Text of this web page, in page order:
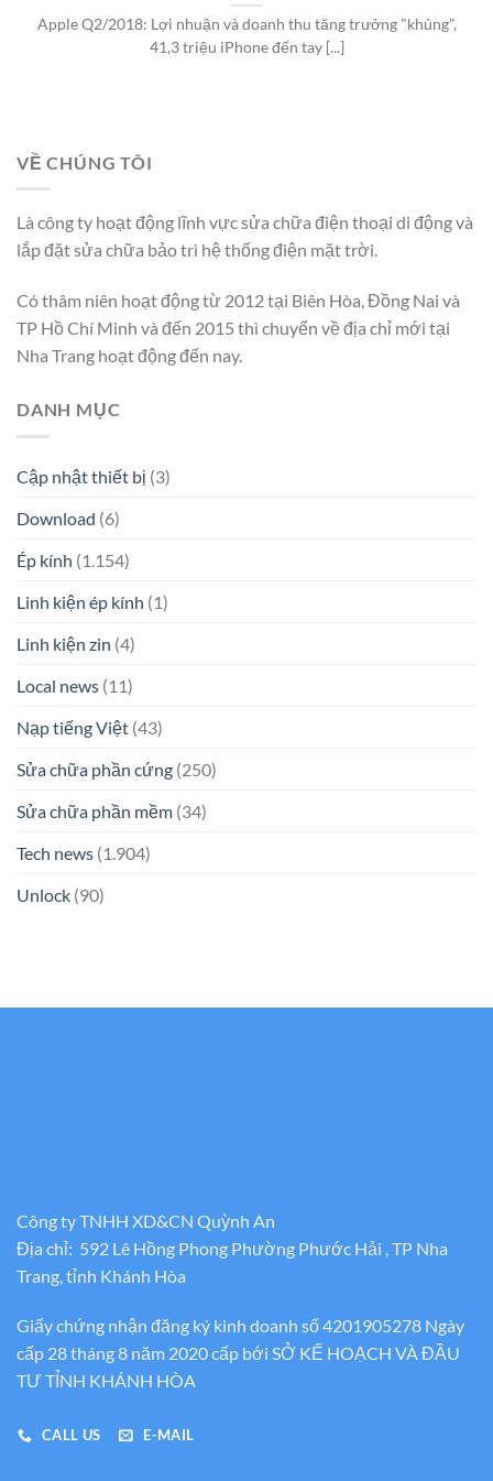
Apple Q2/2018: Lợi nhuận và doanh thu tăng trưởng "khủng",
41,3 triệu iPhone đến tay [...]
VỀ CHÚNG TÔI
Là công ty hoạt động lĩnh vực sửa chữa điện thoại di động và
lắp đặt sửa chữa bảo trì hệ thống điện mặt trời.
Có thâm niên hoạt động từ 2012 tại Biên Hòa, Đồng Nai và
TP Hồ Chí Minh và đến 2015 thì chuyển về địa chỉ mới tại
Nha Trang hoạt động đến nay.
DANH MỤC
Cập nhật thiết bị (3)
Download (6)
Ép kính (1.154)
Linh kiện ép kính (1)
Linh kiện zin (4)
Local news (11)
Nạp tiếng Việt (43)
Sửa chữa phần cứng (250)
Sửa chữa phần mềm (34)
Tech news (1.904)
Unlock (90)
Công ty TNHH XD&CN Quỳnh An
Địa chỉ: 592 Lê Hồng Phong Phường Phước Hải , TP Nha
Trang, tỉnh Khánh Hòa
Giấy chứng nhận đăng ký kinh doanh số 4201905278 Ngày
cấp 28 tháng 8 năm 2020 cấp bới SỞ KẾ HOẠCH VÀ ĐẦU
TƯ TỈNH KHÁNH HÒA
CALL US E-MAIL